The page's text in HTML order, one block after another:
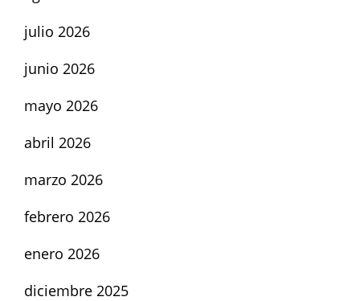
julio 2026
junio 2026
mayo 2026
abril 2026
marzo 2026
febrero 2026
enero 2026
diciembre 2025